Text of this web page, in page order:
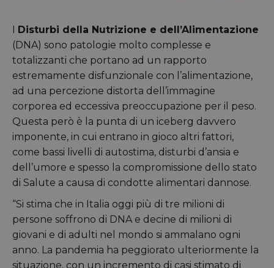
I Disturbi della Nutrizione e dell’Alimentazione
(DNA) sono patologie molto complesse e
totalizzanti che portano ad un rapporto
estremamente disfunzionale con l’alimentazione,
ad una percezione distorta dell’immagine
corporea ed eccessiva preoccupazione per il peso.
Questa però è la punta di un iceberg davvero
imponente, in cui entrano in gioco altri fattori,
come bassi livelli di autostima, disturbi d’ansia e
dell’umore e spesso la compromissione dello stato
di Salute a causa di condotte alimentari dannose.
“Si stima che in Italia oggi più di tre milioni di
persone soffrono di DNA e decine di milioni di
giovani e di adulti nel mondo si ammalano ogni
anno. La pandemia ha peggiorato ulteriormente la
situazione, con un incremento di casi stimato di